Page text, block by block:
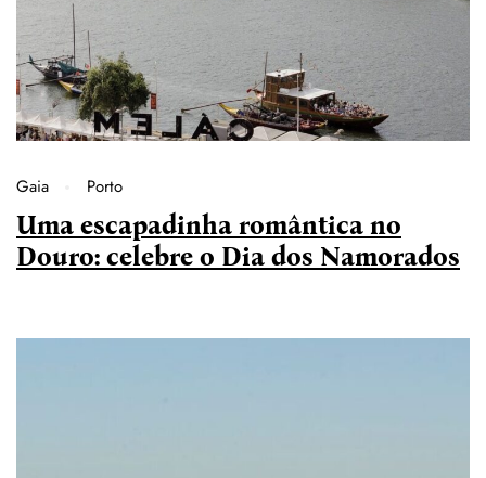
Gaia Porto
Uma escapadinha romântica no
Douro: celebre o Dia dos Namorados